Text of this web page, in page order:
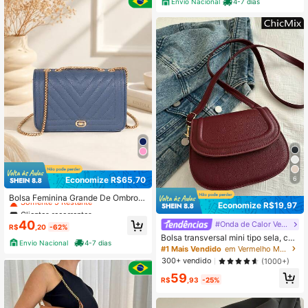
Economize R$65,70
Bolsa Feminina Grande De Ombro E
Transversal Com Alça Removível C
asual Trabalho Faculdade Viagem P
asta Executiva Espaçosa Bolsos Or
ganizadores Design Clássico Estrut
urado Elegante L9001
Clientes recorrentes
Somente 5 Restante
Clientes recorrentes
Somente 5 Restante
Clientes recorrentes
Somente 5 Restante
Clientes recorrentes
Somente 5 Restante
R$40 ,20 -62%
Envio Nacional
4-7 dias
6
Economize R$19,97
#Onda de Calor Vermelha
Bolsa transversal mini tipo sela, co
m estampa sólida e em relevo
#1 Mais Vendido
em Vermelho Mulheres Crossbody
300+ vendido
(1000+)
R$59 ,93 -25%